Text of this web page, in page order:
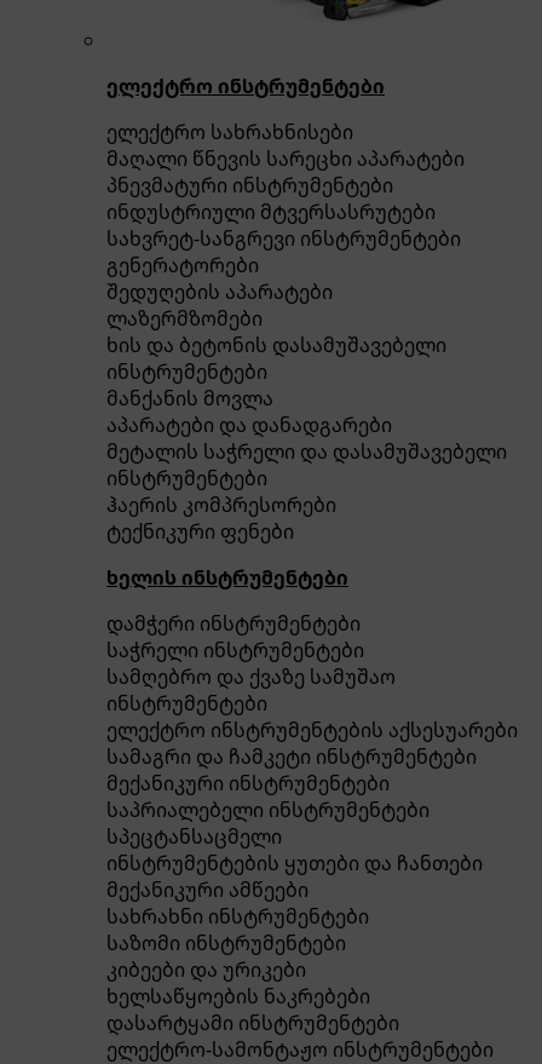
ელექტრო ინსტრუმენტები
ელექტრო სახრახნისები
მაღალი წნევის სარეცხი აპარატები
პნევმატური ინსტრუმენტები
ინდუსტრიული მტვერსასრუტები
სახვრეტ-სანგრევი ინსტრუმენტები
გენერატორები
შედუღების აპარატები
ლაზერმზომები
ხის და ბეტონის დასამუშავებელი
ინსტრუმენტები
მანქანის მოვლა
აპარატები და დანადგარები
მეტალის საჭრელი და დასამუშავებელი
ინსტრუმენტები
ჰაერის კომპრესორები
ტექნიკური ფენები
ხელის ინსტრუმენტები
დამჭერი ინსტრუმენტები
საჭრელი ინსტრუმენტები
სამღებრო და ქვაზე სამუშაო
ინსტრუმენტები
ელექტრო ინსტრუმენტების აქსესუარები
სამაგრი და ჩამკეტი ინსტრუმენტები
მექანიკური ინსტრუმენტები
საპრიალებელი ინსტრუმენტები
სპეცტანსაცმელი
ინსტრუმენტების ყუთები და ჩანთები
მექანიკური ამწეები
სახრახნი ინსტრუმენტები
საზომი ინსტრუმენტები
კიბეები და ურიკები
ხელსაწყოების ნაკრებები
დასარტყამი ინსტრუმენტები
ელექტრო-სამონტაჟო ინსტრუმენტები